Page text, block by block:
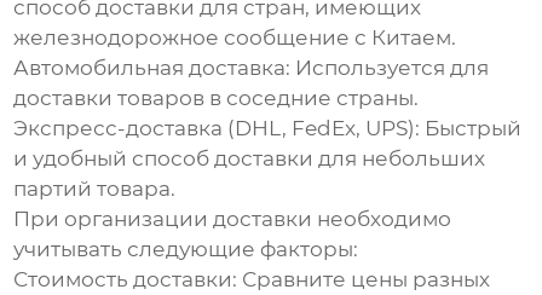
способ доставки для стран, имеющих
железнодорожное сообщение с Китаем.
Автомобильная доставка: Используется для
доставки товаров в соседние страны.
Экспресс-доставка (DHL, FedEx, UPS): Быстрый
и удобный способ доставки для небольших
партий товара.
При организации доставки необходимо
учитывать следующие факторы:
Стоимость доставки: Сравните цены разных